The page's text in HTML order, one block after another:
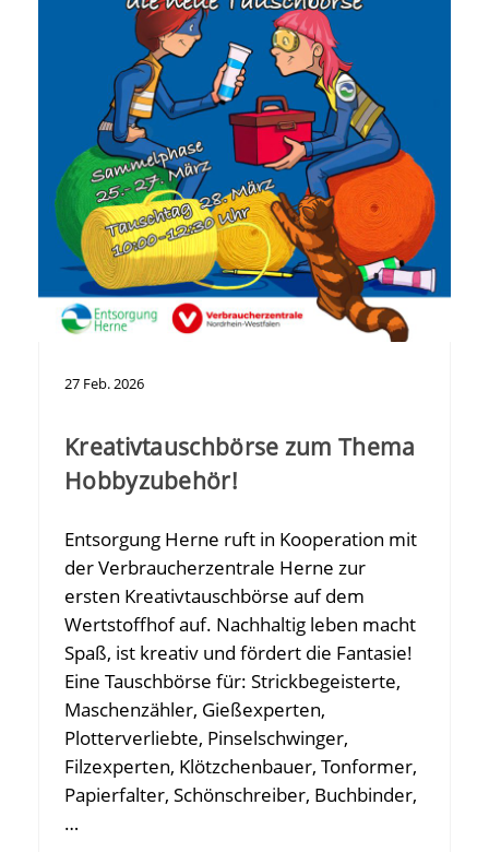
27 Feb. 2026
Kreativtauschbörse zum Thema
Hobbyzubehör!
Entsorgung Herne ruft in Kooperation mit
der Verbraucherzentrale Herne zur
ersten Kreativtauschbörse auf dem
Wertstoffhof auf. Nachhaltig leben macht
Spaß, ist kreativ und fördert die Fantasie!
Eine Tauschbörse für: Strickbegeisterte,
Maschenzähler, Gießexperten,
Plotterverliebte, Pinselschwinger,
Filzexperten, Klötzchenbauer, Tonformer,
Papierfalter, Schönschreiber, Buchbinder,
…